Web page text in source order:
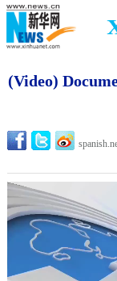
(Video)